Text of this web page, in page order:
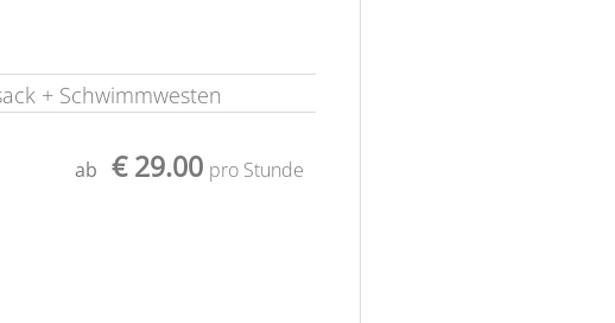
+ Schwimmwesten
ab € 29.00 pro Stunde